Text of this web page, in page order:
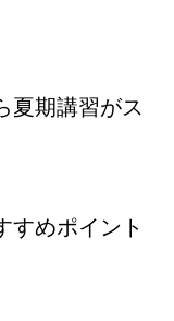
夏期講習がス
すめポイント